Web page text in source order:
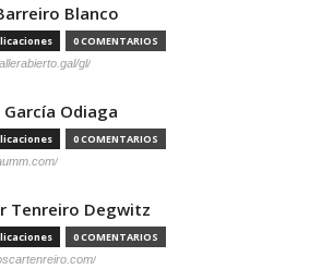
Blanco
0 COMENTARIOS
gl/
Odiaga
0 COMENTARIOS
Tenreiro Degwitz
0 COMENTARIOS